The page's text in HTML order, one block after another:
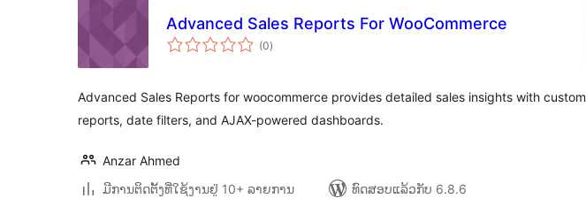
Advanced Sales Reports For WooCommerce
(0ຄະແນນ
ທັງໝົດ
)
Advanced Sales Reports for woocommerce provides detailed sales insights with custom
reports, date filters, and AJAX-powered dashboards.
Anzar Ahmed
ມີການຕິດຕັ້ງທີ່ໃຊ້ງານຢູ່ 10+ ລາຍການ
ທົດສອບແລ້ວກັບ 6.8.6